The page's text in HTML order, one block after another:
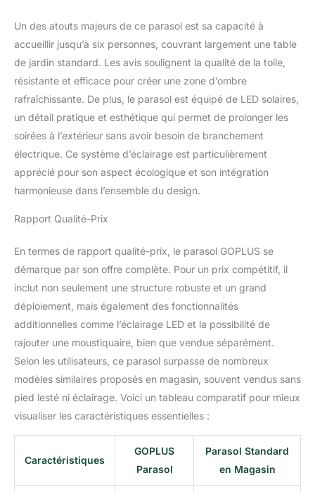
rangement. Cadre
métallique solide et
stable : Conçu pour être
résistant au vent, le
parasol de table est
soutenu par une
structure métallique
revêtue de pulvérisation
avec 12 baleines
métalliques et une
serrure de sûreté. Ainsi, il
offrira une force et un
élevée. Base de parasol
supplémentaire et sacs
de sable : Le parasol de
terrasse double face est
satisfaisant pour divers
événements en extérieur,
car il est livré avec une
base de parasol et 2
sacs de sable d'une
capacité de poids de 30
kg pour favoriser la
stabilité. Restez en
sécurité, au frais et
emmène vos aventures
Un des atouts majeurs de ce parasol est sa capacité à
accueillir jusqu’à six personnes, couvrant largement une table
de jardin standard. Les avis soulignent la qualité de la toile,
résistante et efficace pour créer une zone d’ombre
rafraîchissante. De plus, le parasol est équipé de LED solaires,
un détail pratique et esthétique qui permet de prolonger les
soirées à l’extérieur sans avoir besoin de branchement
électrique. Ce système d’éclairage est particulièrement
apprécié pour son aspect écologique et son intégration
harmonieuse dans l’ensemble du design.
Rapport Qualité-Prix
En termes de rapport qualité-prix, le parasol GOPLUS se
démarque par son offre complète. Pour un prix compétitif, il
inclut non seulement une structure robuste et un grand
déploiement, mais également des fonctionnalités
additionnelles comme l’éclairage LED et la possibilité de
rajouter une moustiquaire, bien que vendue séparément.
Selon les utilisateurs, ce parasol surpasse de nombreux
modèles similaires proposés en magasin, souvent vendus sans
pied lesté ni éclairage. Voici un tableau comparatif pour mieux
visualiser les caractéristiques essentielles :
Caractéristiques
GOPLUS
Parasol
Parasol Standard
en Magasin